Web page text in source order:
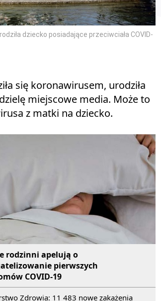
dziecko posiadające przeciwciała COVID-
się koronawirusem, urodziła
miejscowe media. Może to
z matki na dziecko.
rodzinni apelują o
pierwszych
COVID-19
Zdrowia: 11 483 nowe zakażenia